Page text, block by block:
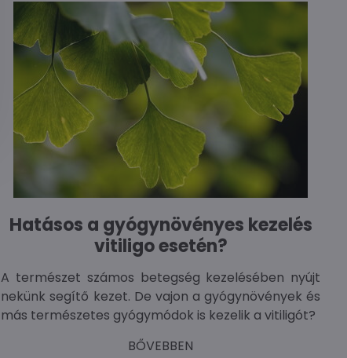
Hatásos a gyógynövényes kezelés
vitiligo esetén?
A természet számos betegség kezelésében nyújt
nekünk segítő kezet. De vajon a gyógynövények és
más természetes gyógymódok is kezelik a vitiligót?
BŐVEBBEN